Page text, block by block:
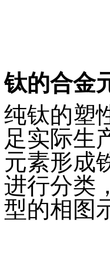
钛的合金
纯钛的塑
足实际生
元素形成
进行分类
型的相图